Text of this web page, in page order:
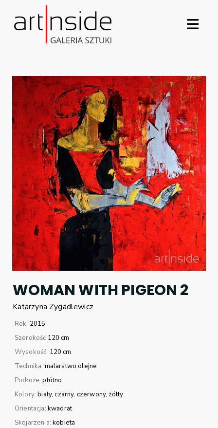
WOMAN WITH PIGEON 2
Katarzyna Zygadlewicz
Rok: 2015
Szerokość 120 cm
Wysokość: 120 cm
Technika: malarstwo olejne
Podłoże:płótno
Kolory:biały czarny czerwony żółty
Orientacja: kwadrat
Skojarzenia:kobieta